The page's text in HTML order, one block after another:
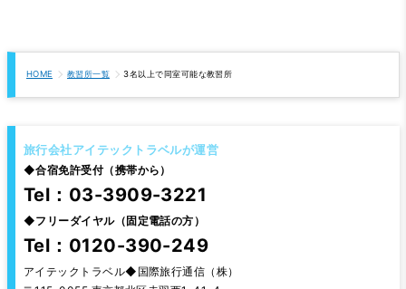
HOME 教習所一覧 3名以上で同室可能な教習所
旅行会社アイテックトラベルが運営
◆合宿免許受付（携帯から）
Tel：03-3909-3221
◆フリーダイヤル（固定電話の方）
Tel：0120-390-249
アイテックトラベル◆国際旅行通信（株）